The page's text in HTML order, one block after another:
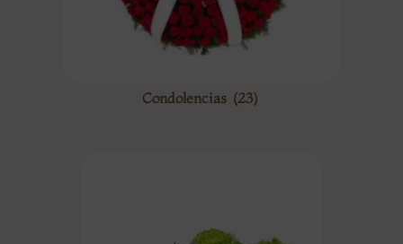
Condolencias (23)